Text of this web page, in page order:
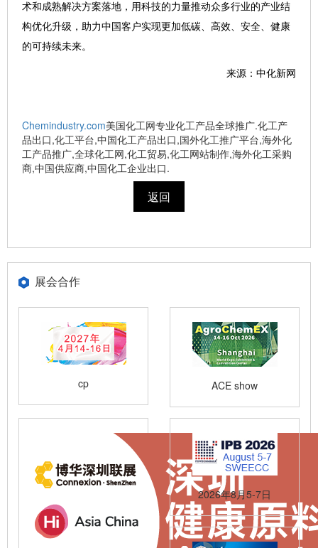
术和成熟解决方案落地，用科技的力量推动众多行业的产业结
构优化升级，助力中国客户实现更加低碳、高效、安全、健康
的可持续未来。
来源：中化新网
Chemindustry.com美国化工网专业化工产品全球推广.化工产
品出口,化工平台,中国化工产品出口,国外化工推广平台,海外化
工产品推广,全球化工网,化工贸易,化工网站制作,海外化工采购
商,中国供应商,中国化工企业出口.
返回
展会合作
cp ACE show
2026年8月5-7日